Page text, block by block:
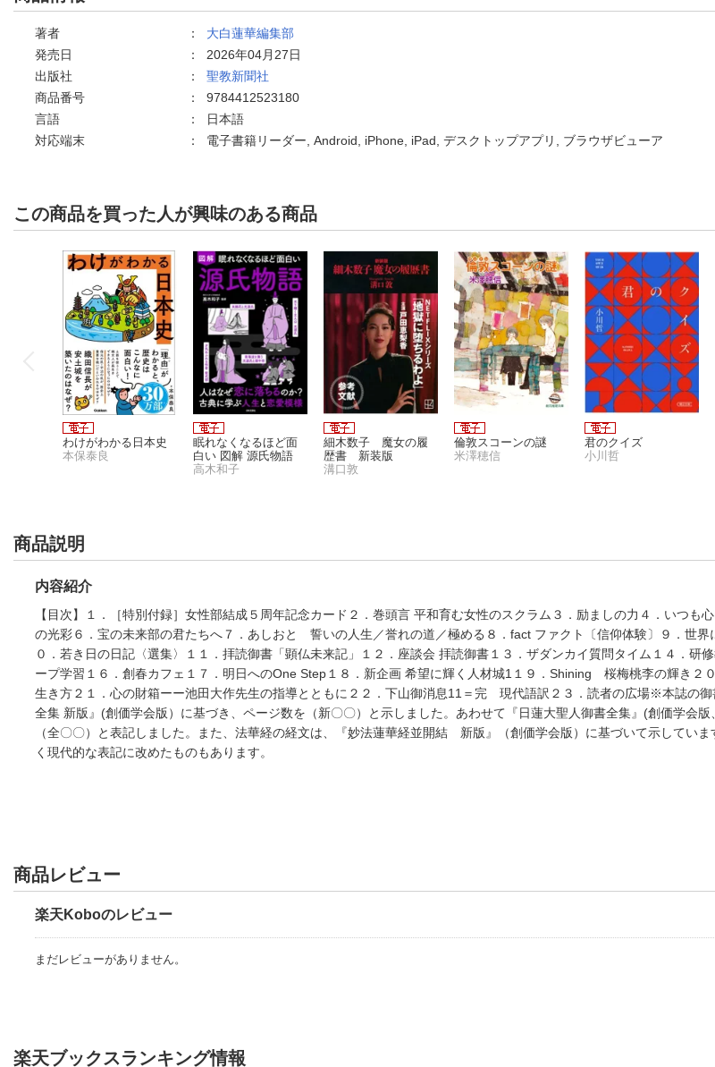
著者 ： 大白蓮華編集部
発売日
： 2026年04月27日
出版社
： 聖教新聞社
商品番号
： 9784412523180
言語
：
日本語
対応端末
： 電子書籍リーダー, Android, iPhone, iPad, デスクトップアプリ, ブラウザビューア
この商品を買った人が興味のある商品
わけがわかる日本史
本保泰良
眠れなくなるほど面
白い 図解 源氏物語
高木和子
細木数子 魔女の履
歴書 新装版
溝口敦
倫敦スコーンの謎
米澤穂信
君のクイズ
小川哲
わけがわかる日本史
本保泰良
眠れなくなるほど面
白い 図解 源氏物語
高木和子
細木数子 魔女の履
歴書 新装版
溝口敦
倫敦スコーンの謎
米澤穂信
君のクイズ
小川哲
商品説明
内容紹介
【目次】１．［特別付録］女性部結成５周年記念カード２．巻頭言 平和育む女性のスクラム３．励ましの力４．いつも
の光彩６．宝の未来部の君たちへ７．あしおと 誓いの人生／誉れの道／極める８．fact ファクト〔信仰体験〕９．世界
０．若き日の日記〈選集〉１１．拝読御書「顕仏未来記」１２．座談会 拝読御書１３．ザダンカイ質問タイム１４．研
ープ学習１６．創春カフェ１７．明日へのOne Step１８．新企画 希望に輝く人材城1１９．Shining 桜梅桃李の輝き２
生き方２１．心の財箱ーー池田大作先生の指導とともに２２．下山御消息11＝完 現代語訳２３．読者の広場※本誌の
全集 新版』(創価学会版）に基づき、ページ数を（新〇〇）と示しました。あわせて『日蓮大聖人御書全集』(創価学会
（全〇〇）と表記しました。また、法華経の経文は、『妙法蓮華経並開結 新版』（創価学会版）に基づいて示してい
く現代的な表記に改めたものもあります。
商品レビュー
楽天Koboのレビュー
まだレビューがありません。
楽天ブックスランキング情報